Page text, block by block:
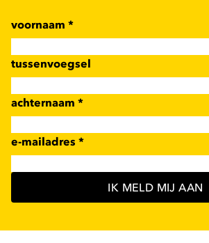
voornaam *
tussenvoegsel
achternaam *
e-mailadres *
IK MELD MIJ AAN